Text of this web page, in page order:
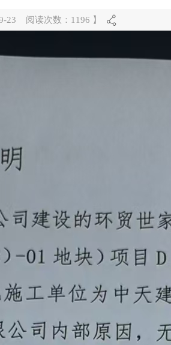
23 阅读次数： 1196 】